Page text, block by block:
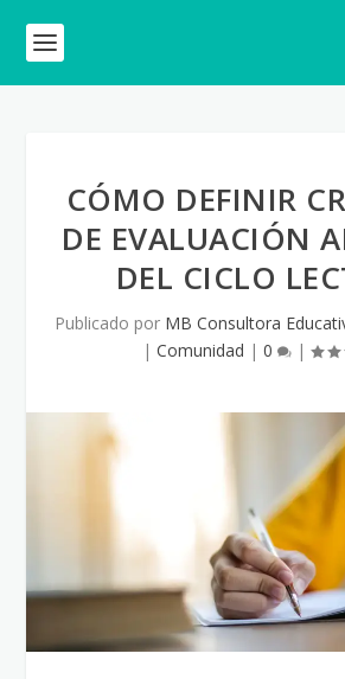
CÓMO DEFINIR
DE EVALUACIÓN
DEL CICLO
Publicado por MB Consultora
| Comunidad | 0 |